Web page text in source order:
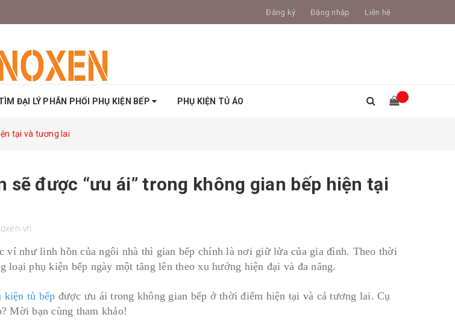
Đăng ký Đăng nhập Liên hệ
ĐẠI LÝ PHÂN PHỐI PHỤ KIỆN BẾP PHỤ KIỆN TỦ ÁO
tại và tương lai
sẽ được “ưu ái” trong không gian bếp hiện tại
vn
ví như linh hồn của ngôi nhà thì gian bếp chính là nơi giữ lửa của gia đình. Theo thời
loại phụ kiện bếp ngày một tăng lên theo xu hướng hiện đại và đa năng.
kiện tủ bếp được ưu ái trong không gian bếp ở thời điểm hiện tại và cả tương lai. Cụ
Mời bạn cùng tham khảo!